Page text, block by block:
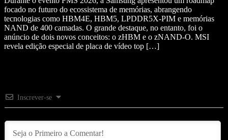
focado no futuro do ecossistema de memórias, abrangendo
tecnologias como HBM4E, HBM5, LPDDR5X-PIM e memórias
NAND de 400 camadas. O grande destaque, no entanto, foi o
anúncio de dois novos conceitos: o zHBM e o zNAND-O. MSI
revela edição especial de placa de vídeo top […]
Inscrever-se